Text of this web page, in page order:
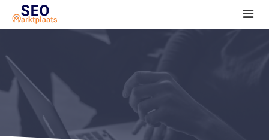
SEO tools reviews
Marketeer bij jou in de buurt?
Offerte
1. Seo voor beginners +
2. Onderzoeken +